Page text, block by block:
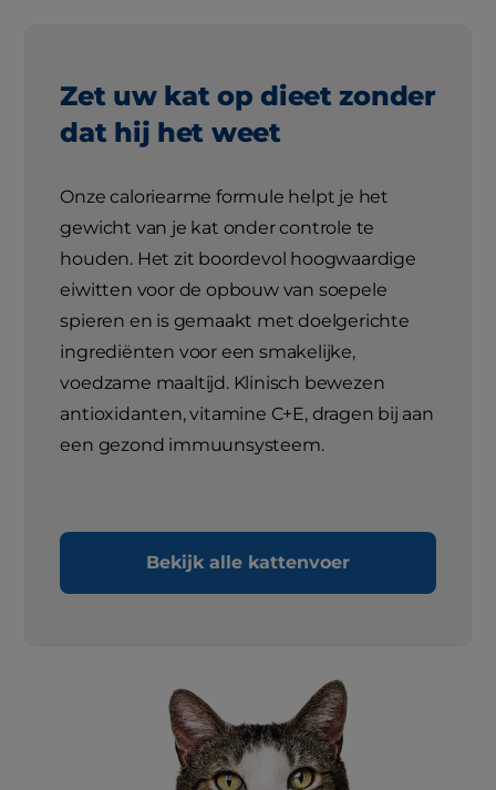
Zet uw kat op dieet zonder
dat hij het weet
Onze caloriearme formule helpt je het
gewicht van je kat onder controle te
houden. Het zit boordevol hoogwaardige
eiwitten voor de opbouw van soepele
spieren en is gemaakt met doelgerichte
ingrediënten voor een smakelijke,
voedzame maaltijd. Klinisch bewezen
antioxidanten, vitamine C+E, dragen bij aan
een gezond immuunsysteem.
Bekijk alle kattenvoer